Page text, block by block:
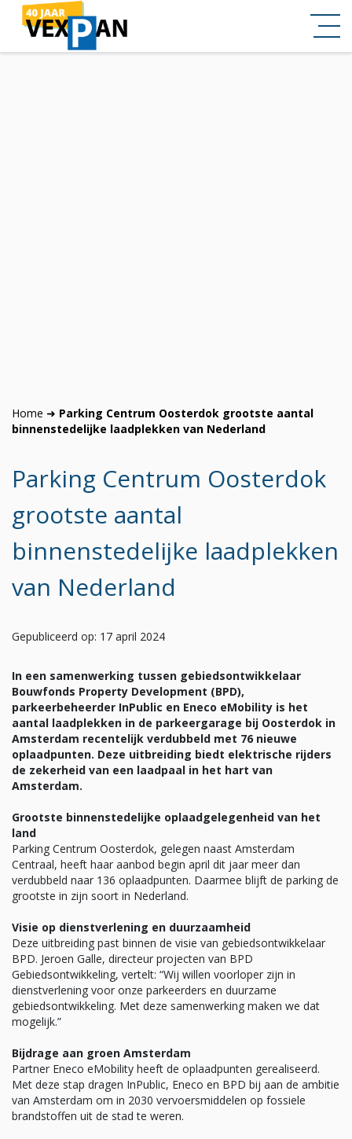
Home ➜ Parking Centrum Oosterdok grootste aantal
binnenstedelijke laadplekken van Nederland
Parking Centrum Oosterdok
grootste aantal
binnenstedelijke laadplekken
van Nederland
Gepubliceerd op: 17 april 2024
In een samenwerking tussen gebiedsontwikkelaar
Bouwfonds Property Development (BPD),
parkeerbeheerder InPublic en Eneco eMobility is het
aantal laadplekken in de parkeergarage bij Oosterdok in
Amsterdam recentelijk verdubbeld met 76 nieuwe
oplaadpunten. Deze uitbreiding biedt elektrische rijders
de zekerheid van een laadpaal in het hart van
Amsterdam.
Grootste binnenstedelijke oplaadgelegenheid van het
land
Parking Centrum Oosterdok, gelegen naast Amsterdam
Centraal, heeft haar aanbod begin april dit jaar meer dan
verdubbeld naar 136 oplaadpunten. Daarmee blijft de parking de
grootste in zijn soort in Nederland.
Visie op dienstverlening en duurzaamheid
Deze uitbreiding past binnen de visie van gebiedsontwikkelaar
BPD. Jeroen Galle, directeur projecten van BPD
Gebiedsontwikkeling, vertelt: “Wij willen voorloper zijn in
dienstverlening voor onze parkeerders en duurzame
gebiedsontwikkeling. Met deze samenwerking maken we dat
mogelijk.”
Bijdrage aan groen Amsterdam
Partner Eneco eMobility heeft de oplaadpunten gerealiseerd.
Met deze stap dragen InPublic, Eneco en BPD bij aan de ambitie
van Amsterdam om in 2030 vervoersmiddelen op fossiele
brandstoffen uit de stad te weren.